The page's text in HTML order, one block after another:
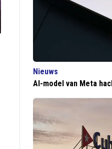
Nieuws
AI-model van Meta